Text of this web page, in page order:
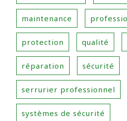
maintenance
protection qualité
réparation sécurité
serrurier professionnel
systèmes de sécurité